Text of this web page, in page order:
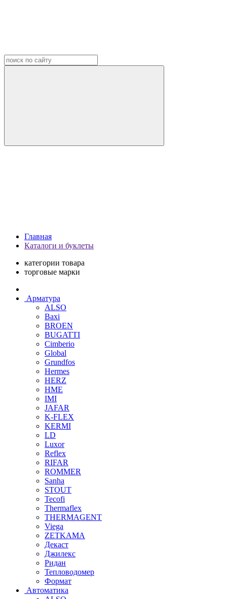
Главная
Каталоги и буклеты
категории товара
торговые марки
Арматура
ALSO
Baxi
BROEN
BUGATTI
Cimberio
Global
Grundfos
Hermes
HERZ
HME
IMI
JAFAR
K-FLEX
KERMI
LD
Luxor
Reflex
RIFAR
ROMMER
Sanha
STOUT
Tecofi
Thermaflex
THERMAGENT
Viega
ZETKAMA
Декаст
Джилекс
Ридан
Тепловодомер
Формат
Автоматика